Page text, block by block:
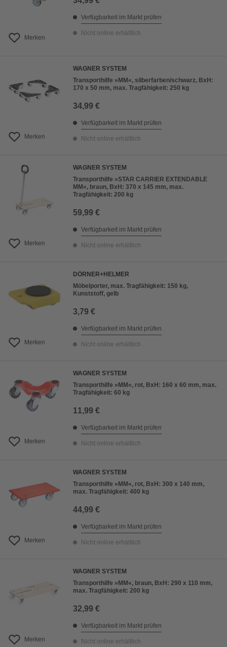
Merken
Verfügbarkeit im Markt prüfen
Nicht online erhältlich
Merken
WAGNER SYSTEM
Transporthilfe »MM«, silberfarben/schwarz, BxH:
170 x 50 mm, max. Tragfähigkeit: 250 kg
34,99 €
Verfügbarkeit im Markt prüfen
Nicht online erhältlich
Merken
WAGNER SYSTEM
Transporthilfe »STAR CARRIER EXTENDABLE
MM«, braun, BxH: 370 x 145 mm, max.
Tragfähigkeit: 200 kg
59,99 €
Verfügbarkeit im Markt prüfen
Nicht online erhältlich
Merken
DÖRNER+HELMER
Möbelporter, max. Tragfähigkeit: 150 kg,
Kunststoff, gelb
3,79 €
Verfügbarkeit im Markt prüfen
Nicht online erhältlich
Merken
WAGNER SYSTEM
Transporthilfe »MM«, rot, BxH: 160 x 60 mm, max.
Tragfähigkeit: 60 kg
11,99 €
Verfügbarkeit im Markt prüfen
Nicht online erhältlich
Merken
WAGNER SYSTEM
Transporthilfe »MM«, rot, BxH: 300 x 140 mm,
max. Tragfähigkeit: 400 kg
44,99 €
Verfügbarkeit im Markt prüfen
Nicht online erhältlich
Merken
WAGNER SYSTEM
Transporthilfe »MM«, braun, BxH: 290 x 110 mm,
max. Tragfähigkeit: 200 kg
32,99 €
Verfügbarkeit im Markt prüfen
Nicht online erhältlich